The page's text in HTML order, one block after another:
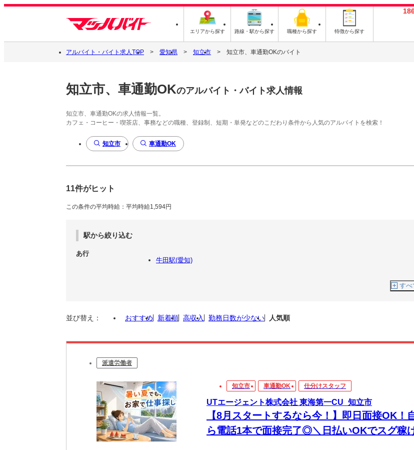
エリアから探す 路線・駅から探す 職種から探す 特徴から探す
アルバイト・バイト求人TOP 愛知県 知立市 知立市、車通勤OKのバイト
知立市、車通勤OKのアルバイト・バイト求人情報
知立市、車通勤OKの求人情報一覧。
カフェ・コーヒー・喫茶店、事務などの職種、登録制、短期・単発などのこだわり条件から人気のアルバイトを検索！
知立市 車通勤OK
11件がヒット
この条件の平均時給：平均時給1,594円
駅から絞り込む
あ行
牛田駅(愛知)
すべ
並び替え： おすすめ 新着順 高収入 勤務日数が少ない 人気順
派遣労働者
知立市 車通勤OK 仕分けスタッフ
UTエージェント株式会社 東海第一CU_知立市
【8月スタートするなら今！】即日面接OK！
ら電話1本で面接完了◎＼日払いOKでスグ稼